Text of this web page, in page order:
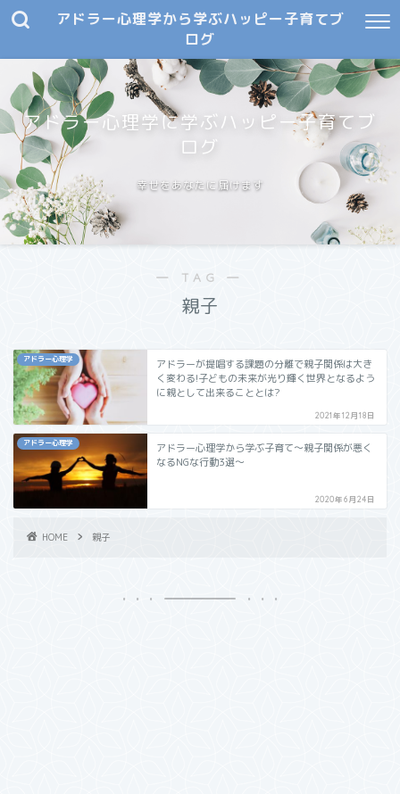
アドラー心理学から学ぶハッピー子育てブ
ログ
アドラー心理学に学ぶハッピー子育てブ
ログ
幸せをあなたに届けます
― TAG ―
親子
アドラー心理学
アドラーが提唱する課題の分離で親子関係は大き
く変わる!子どもの未来が光り輝く世界となるよう
に親として出来ることとは?
2021年12月18日
アドラー心理学
アドラー心理学から学ぶ子育て～親子関係が悪く
なるNGな行動3選～
2020年6月24日
HOME 親子